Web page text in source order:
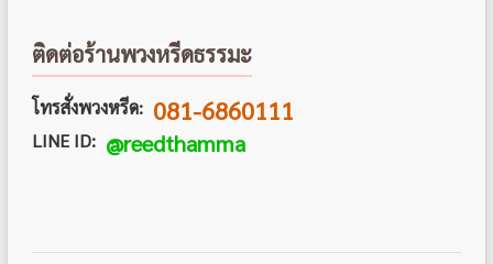
ติดต่อร้านพวงหรีดธรรมะ
โทรสั่งพวงหรีด: 081-6860111
LINE ID: @reedthamma